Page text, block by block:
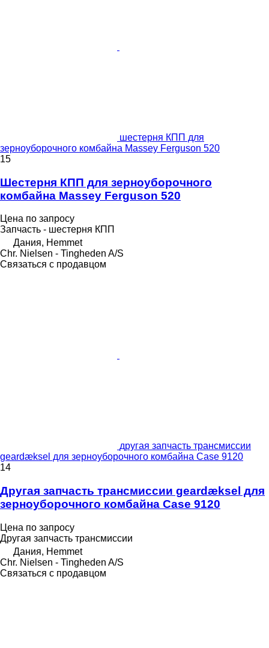
шестерня КПП для
зерноуборочного комбайна Massey Ferguson 520
15
Шестерня КПП для зерноуборочного
комбайна Massey Ferguson 520
Цена по запросу
Запчасть - шестерня КПП
Дания, Hemmet
Chr. Nielsen - Tingheden A/S
Связаться с продавцом
другая запчасть трансмиссии
geardæksel для зерноуборочного комбайна Case 9120
14
Другая запчасть трансмиссии geardæksel для
зерноуборочного комбайна Case 9120
Цена по запросу
Другая запчасть трансмиссии
Дания, Hemmet
Chr. Nielsen - Tingheden A/S
Связаться с продавцом